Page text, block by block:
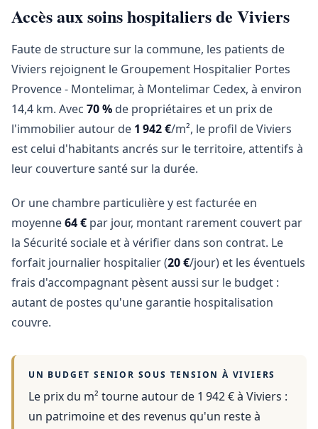
Accès aux soins hospitaliers de Viviers
Faute de structure sur la commune, les patients de
Viviers rejoignent le Groupement Hospitalier Portes
Provence - Montelimar, à Montelimar Cedex, à environ
14,4 km. Avec 70 % de propriétaires et un prix de
l'immobilier autour de 1 942 €/m², le profil de Viviers
est celui d'habitants ancrés sur le territoire, attentifs à
leur couverture santé sur la durée.
Or une chambre particulière y est facturée en
moyenne64 € par jour, montant rarement couvert par
la Sécurité sociale et à vérifier dans son contrat. Le
forfait journalier hospitalier (20 €/jour) et les éventuels
frais d'accompagnant pèsent aussi sur le budget :
autant de postes qu'une garantie hospitalisation
couvre.
UN BUDGET SENIOR SOUS TENSION À VIVIERS
Le prix du m² tourne autour de 1 942 €à Viviers :
un patrimoine et des revenus qu'un reste à